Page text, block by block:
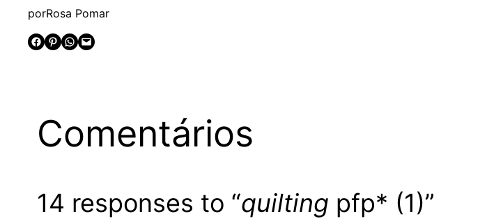
porRosa Pomar
Share on Facebook
Share on Pinterest Share on WhatsApp Email this Page
Comentários
14 responses to “quilting pfp* (1)”